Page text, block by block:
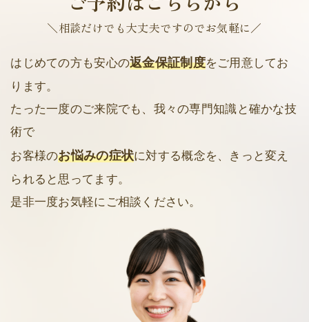
＼相談だけでも大丈夫ですのでお気軽に／
はじめての方も安心の返金保証制度をご用意してお
ります。
たった一度のご来院でも、我々の専門知識と確かな技
術で
お客様のお悩みの症状に対する概念を、きっと変え
られると思ってます。
是非一度お気軽にご相談ください。